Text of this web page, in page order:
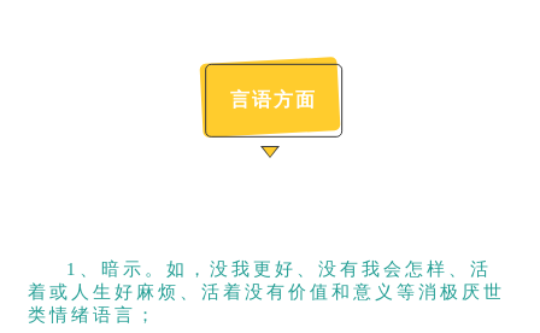
言语方面
1、暗示。如，没我更好、没有我会怎样、活
着或人生好麻烦、活着没有价值和意义等消极厌世
类情绪语言；